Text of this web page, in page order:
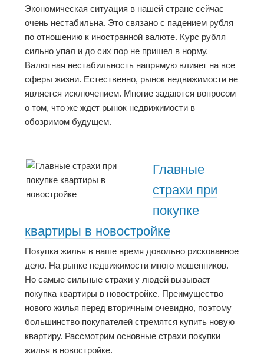
Экономическая ситуация в нашей стране сейчас
очень нестабильна. Это связано с падением рубля
по отношению к иностранной валюте. Курс рубля
сильно упал и до сих пор не пришел в норму.
Валютная нестабильность напрямую влияет на все
сферы жизни. Естественно, рынок недвижимости не
является исключением. Многие задаются вопросом
о том, что же ждет рынок недвижимости в
обозримом будущем.
Главные
страхи при
покупке
квартиры в новостройке
Покупка жилья в наше время довольно рискованное
дело. На рынке недвижимости много мошенников.
Но самые сильные страхи у людей вызывает
покупка квартиры в новостройке. Преимущество
нового жилья перед вторичным очевидно, поэтому
большинство покупателей стремятся купить новую
квартиру. Рассмотрим основные страхи покупки
жилья в новостройке.